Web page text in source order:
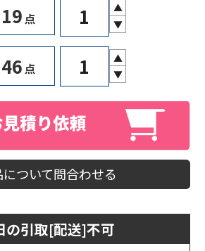
19 点
▲
▼
46 点
▲
▼
について問合わせる
の引取[配送]不可